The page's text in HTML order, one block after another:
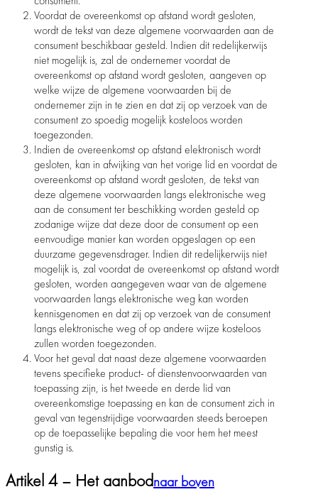
Voordat de overeenkomst op afstand wordt gesloten,
wordt de tekst van deze algemene voorwaarden aan de
consument beschikbaar gesteld. Indien dit redelijkerwijs
niet mogelijk is, zal de ondernemer voordat de
overeenkomst op afstand wordt gesloten, aangeven op
welke wijze de algemene voorwaarden bij de
ondernemer zijn in te zien en dat zij op verzoek van de
consument zo spoedig mogelijk kosteloos worden
toegezonden.
Indien de overeenkomst op afstand elektronisch wordt
gesloten, kan in afwijking van het vorige lid en voordat de
overeenkomst op afstand wordt gesloten, de tekst van
deze algemene voorwaarden langs elektronische weg
aan de consument ter beschikking worden gesteld op
zodanige wijze dat deze door de consument op een
eenvoudige manier kan worden opgeslagen op een
duurzame gegevensdrager. Indien dit redelijkerwijs niet
mogelijk is, zal voordat de overeenkomst op afstand wordt
gesloten, worden aangegeven waar van de algemene
voorwaarden langs elektronische weg kan worden
kennisgenomen en dat zij op verzoek van de consument
langs elektronische weg of op andere wijze kosteloos
zullen worden toegezonden.
Voor het geval dat naast deze algemene voorwaarden
tevens specifieke product- of dienstenvoorwaarden van
toepassing zijn, is het tweede en derde lid van
overeenkomstige toepassing en kan de consument zich in
geval van tegenstrijdige voorwaarden steeds beroepen
op de toepasselijke bepaling die voor hem het meest
gunstig is.
Artikel 4 – Het aanbodnaar boven